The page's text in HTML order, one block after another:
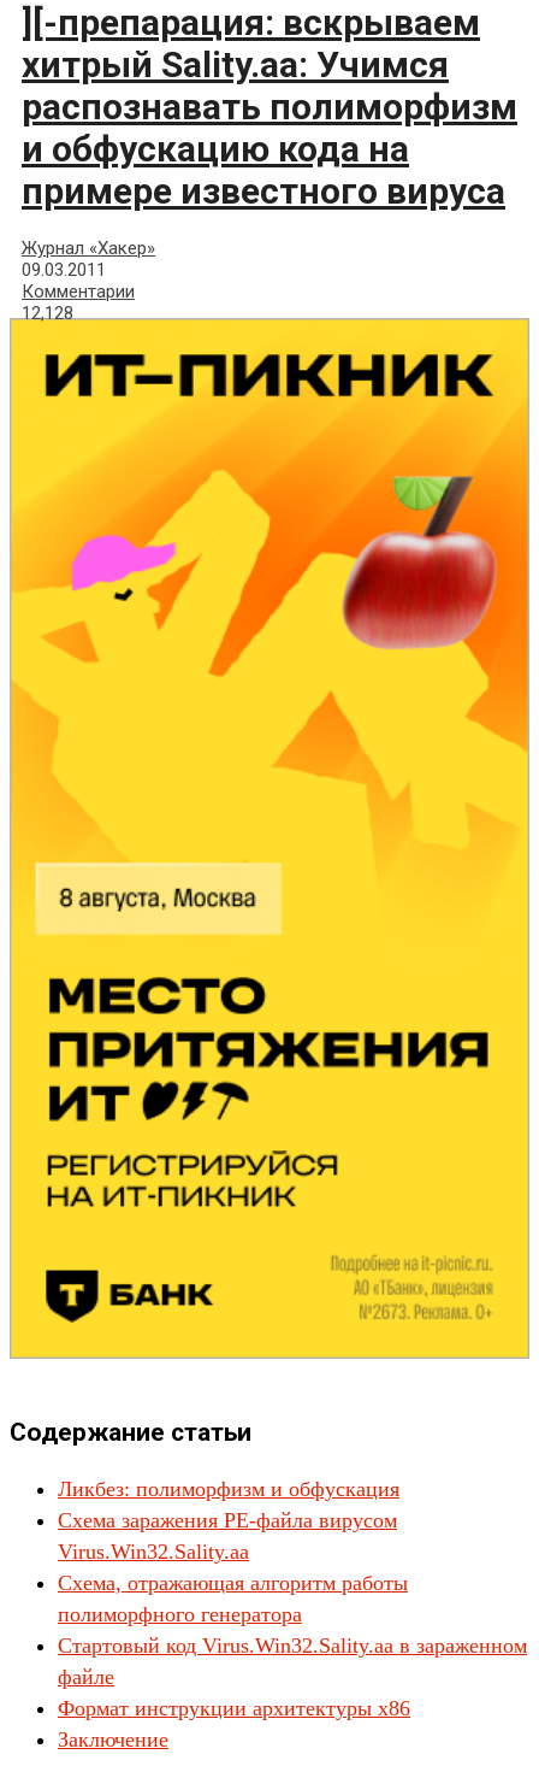
][-препарация: вскрываем
хитрый Sality.aa: Учимся
распознавать полиморфизм
и обфускацию кода на
примере известного вируса
Журнал «Хакер»
09.03.2011
Комментарии
12,128
Содержание статьи
Ликбез: полиморфизм и обфускация
Схема заражения PE-файла вирусом
Virus.Win32.Sality.aa
Схема, отражающая алгоритм работы
полиморфного генератора
Стартовый код Virus.Win32.Sality.aa в зараженном
файле
Формат инструкции архитектуры x86
Заключение